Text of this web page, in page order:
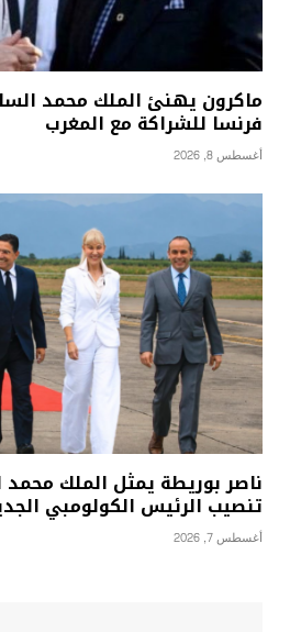
ماكرون يهنئ الملك محمد
فرنسا للشراكة مع المغرب
أغسطس 8, 2026
ناصر بوريطة يمثل الملك
تنصيب الرئيس الكولومبي
أغسطس 7, 2026